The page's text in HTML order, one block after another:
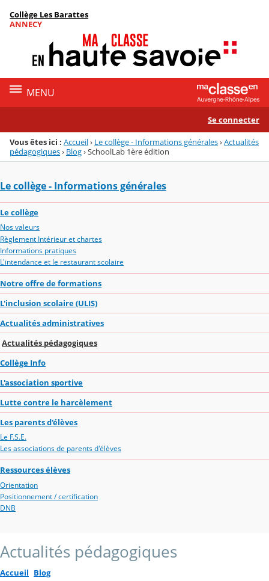
Menu de la rubrique
Contenu
Collège Les Barattes
ANNECY
MENU
Se connecter
Vous êtes ici : Accueil› Le collège - Informations générales›Actualités
pédagogiques› Blog›SchoolLab 1ère édition
Le collège - Informations générales
Le collège
Nos valeurs
Règlement Intérieur et chartes
Informations pratiques
L'intendance et le restaurant scolaire
Notre offre de formations
L'inclusion scolaire (ULIS)
Actualités administratives
Actualités pédagogiques
Collège Info
L'association sportive
Lutte contre le harcèlement
Les parents d'élèves
Le F.S.E.
Les associations de parents d'élèves
Ressources élèves
Orientation
Positionnement / certification
DNB
Actualités pédagogiques
Accueil Blog